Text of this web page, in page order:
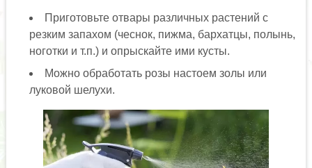
Приготовьте отвары различных растений с
резким запахом (чеснок, пижма, бархатцы, полынь,
ноготки и т.п.) и опрыскайте ими кусты.
Можно обработать розы настоем золы или
луковой шелухи.